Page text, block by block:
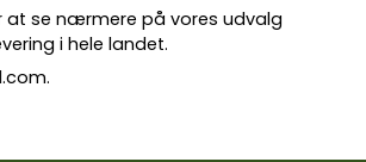
at se nærmere på vores udvalg
i hele landet.
.